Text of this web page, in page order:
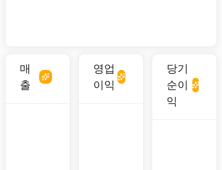
매
출
영업
이익
당기
순이
익